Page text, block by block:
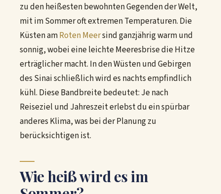
zu den heißesten bewohnten Gegenden der Welt,
mit im Sommer oft extremen Temperaturen. Die
Küsten amRoten Meersind ganzjährig warm und
sonnig, wobei eine leichte Meeresbrise die Hitze
erträglicher macht. In den Wüsten und Gebirgen
des Sinai schließlich wird es nachts empfindlich
kühl. Diese Bandbreite bedeutet: Je nach
Reiseziel und Jahreszeit erlebst du ein spürbar
anderes Klima, was bei der Planung zu
berücksichtigen ist.
Wie heiß wird es im